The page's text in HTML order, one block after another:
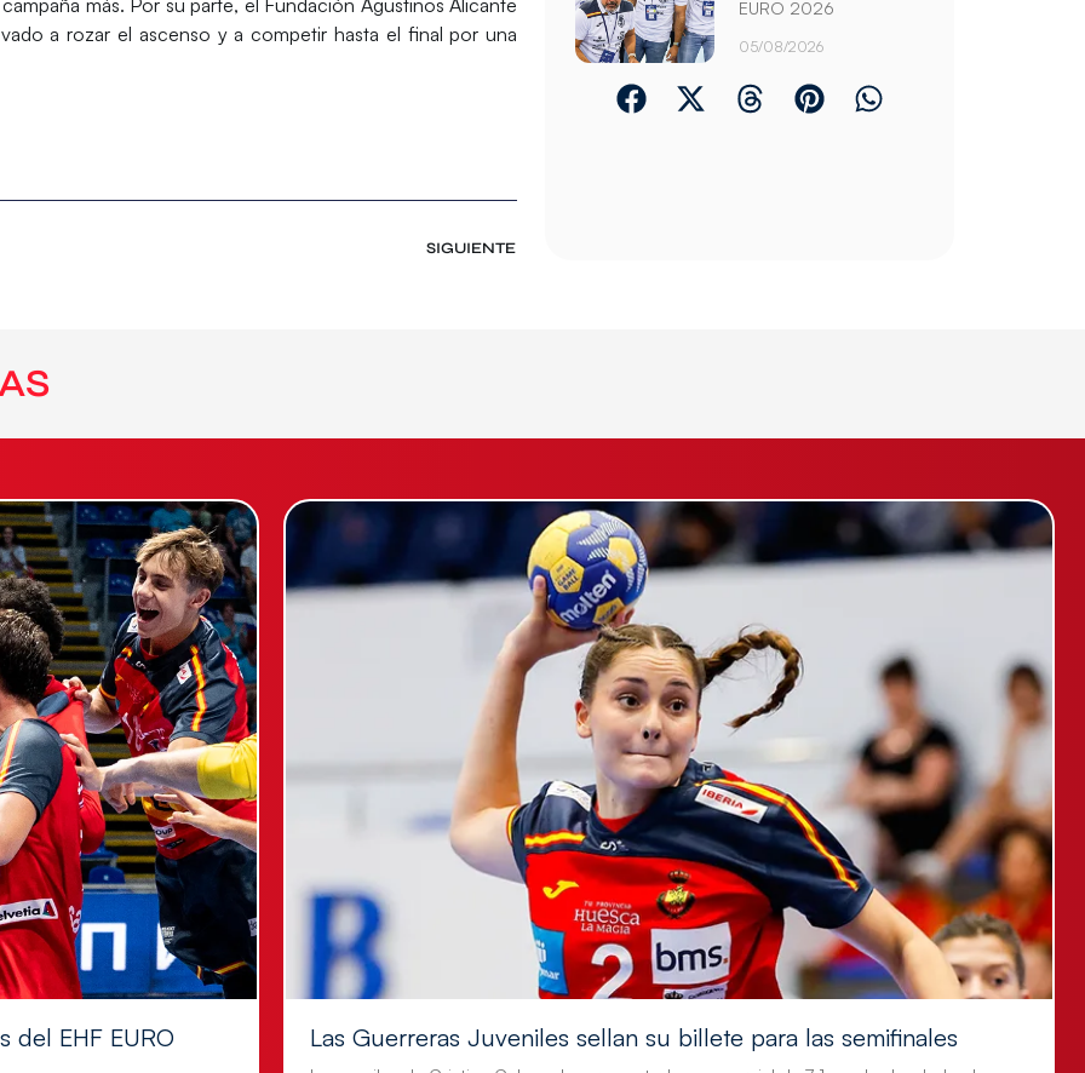
más. Por su parte, el Fundación Agustinos Alicante
a rozar el ascenso y a competir hasta el final por una
SIGUIENTE
EURO 2026
05/08/2026
del EHF EURO Las Guerreras Juveniles sellan su billete para las semifinales